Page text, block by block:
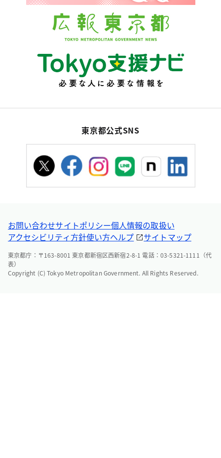
東京都公式SNS
お問い合わせサイトポリシー個人情報の取扱い
アクセシビリティ方針使い方ヘルプ サイトマップ
東京都庁：〒163-8001 東京都新宿区西新宿2-8-1 電話：03-5321-1111（代
表）
Copyright (C) Tokyo Metropolitan Government. All Rights Reserved.